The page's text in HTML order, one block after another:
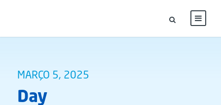
MARÇO 5, 2025
Day